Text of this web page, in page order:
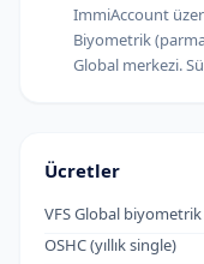
ImmiAccount
Biyometrik
Global merkezi.
Ücretler
VFS Global biyometrik
OSHC (yıllık single)